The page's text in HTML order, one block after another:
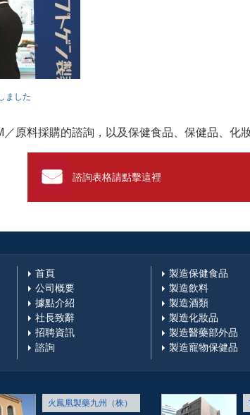
ション
ました
／原料採購的諮詢，以及保健食品、保健品、化
諮詢表格請點擊這裡
首頁
公司概要
據點介紹
社長致辭
招聘資訊
諮詢
製造保健食品
製造飲料
製造酒類
製造化妝品
製造醫藥部外品
製造寵物保健品
火鳳凰製藥九州（株）